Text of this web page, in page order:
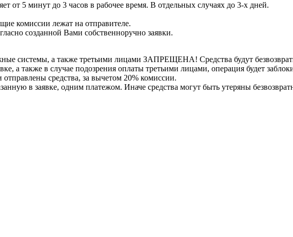
от 5 минут до 3 часов в рабочее время. В отдельных случаях до 3-х дней.
комиссии лежат на отправителе.
созданной Вами собственноручно заявки.
системы, а также третьими лицами ЗАПРЕЩЕНА! Средства будут
а также в случае подозрения оплаты третьими лицами, операция будет
средства, за вычетом 20% комиссии.
в заявке, одним платежом. Иначе средства могут быть утеряны